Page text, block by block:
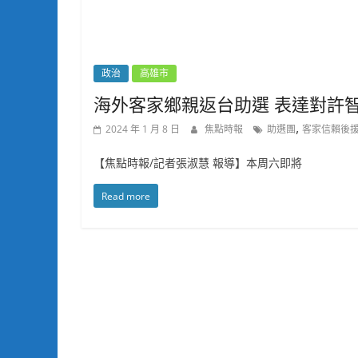
政治 高雄市
海外客家鄉親返台助選 表達對許
2024 年 1 月 8 日 焦點時報 助選團, 客家信賴後
【焦點時報/記者張淑慧 報導】本周六即將
Read more